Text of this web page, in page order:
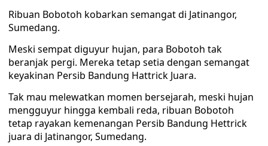
Ribuan Bobotoh kobarkan semangat di Jatinangor,
Sumedang.
Meski sempat diguyur hujan, para Bobotoh tak
beranjak pergi. Mereka tetap setia dengan semangat
keyakinan Persib Bandung Hattrick Juara.
Tak mau melewatkan momen bersejarah, meski hujan
mengguyur hingga kembali reda, ribuan Bobotoh
tetap rayakan kemenangan Persib Bandung Hettrick
juara di Jatinangor, Sumedang.